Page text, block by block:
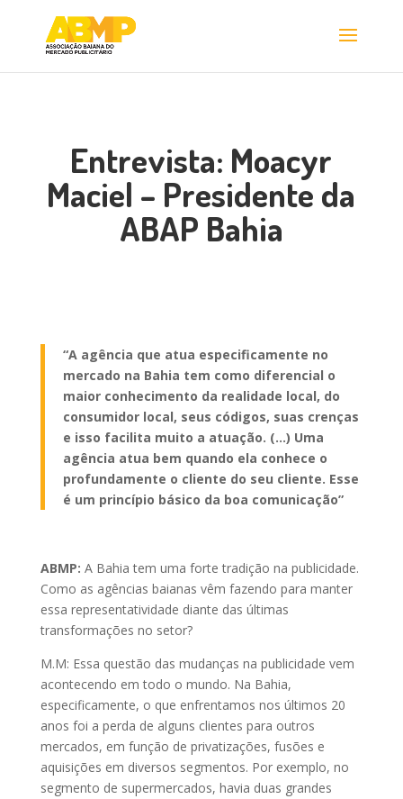
Entrevista: Moacyr
Maciel – Presidente da
ABAP Bahia
“A agência que atua especificamente no
mercado na Bahia tem como diferencial o
maior conhecimento da realidade local, do
consumidor local, seus códigos, suas crenças
e isso facilita muito a atuação. (…) Uma
agência atua bem quando ela conhece o
profundamente o cliente do seu cliente. Esse
é um princípio básico da boa comunicação”
ABMP: A Bahia tem uma forte tradição na publicidade.
Como as agências baianas vêm fazendo para manter
essa representatividade diante das últimas
transformações no setor?
M.M: Essa questão das mudanças na publicidade vem
acontecendo em todo o mundo. Na Bahia,
especificamente, o que enfrentamos nos últimos 20
anos foi a perda de alguns clientes para outros
mercados, em função de privatizações, fusões e
aquisições em diversos segmentos. Por exemplo, no
segmento de supermercados, havia duas grandes